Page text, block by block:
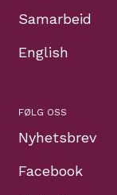
Samarbeid
English
FØLG OSS
Nyhetsbrev
Facebook